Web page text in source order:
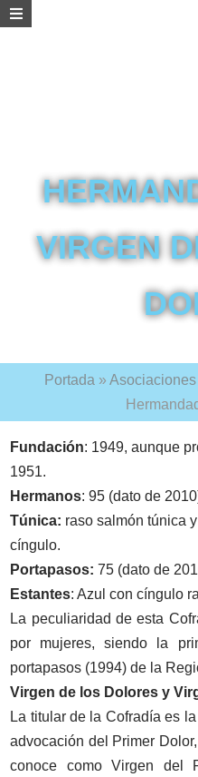
VIRGEN
Portada » Asociaciones
Fundación: 1949, aunque
1951.
Hermanos: 95 (dato de
Túnica: raso salmón túnica
cíngulo.
Portapasos:75 (dato de
Estantes: Azul con cíngulo
La peculiaridad de esta
por mujeres, siendo la
portapasos (1994) de la
Virgen de los Dolores y
La titular de la Cofradía es
advocación del Primer
conoce como Virgen del